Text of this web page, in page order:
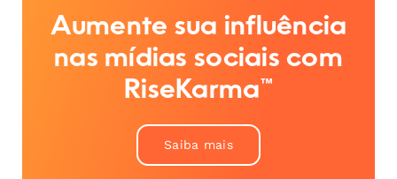
Aumente sua influência
nas mídias sociais com
RiseKarma™
Saiba mais